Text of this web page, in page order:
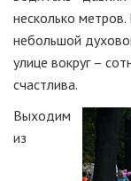
несколько
небольшой
улице вокруг –
счастлива.
Выходим
из